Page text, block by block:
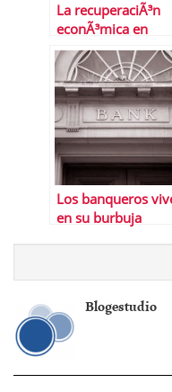
La recuperaciÃ³n
econÃ³mica en
EspaÃ±a,
Â¿consolidada?
Los banqueros
en su burbuja
Blogestudio